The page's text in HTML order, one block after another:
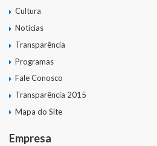
Cultura
Notícias
Transparência
Programas
Fale Conosco
Transparência 2015
Mapa do Site
Empresa